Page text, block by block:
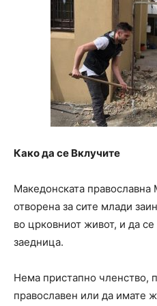
Како да се Вклучите
Македонската православна
отворена за сите млади
во црковниот живот, и да
заедница.
Нема пристапно членство,
православен или да имате